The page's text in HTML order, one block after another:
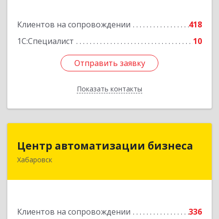
Клиентов на сопровождении
418
1С:Специалист
10
Отправить заявку
Показать контакты
Отправить заявку
Назад
Центр автоматизации бизнеса
Хабаровск
Клиентов на сопровождении
336
Центр автоматизации бизнеса
680030, Хабаровский край, Хабаровск г, Ленина